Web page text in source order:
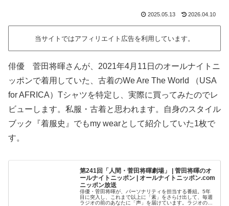
2025.05.13 2026.04.10
当サイトではアフィリエイト広告を利用しています。
俳優 菅田将暉さんが、2021年4月11日のオールナイトニ
ッポンで着用していた、古着のWe Are The World （USA
for AFRICA）Tシャツを特定し、実際に買ってみたのでレ
ビューします。私服・古着と思われます。自身のスタイル
ブック『着服史』でもmy wearとして紹介していた1枚で
す。
第241回「人間・菅田将暉劇場」 | 菅田将暉のオ
ールナイトニッポン | オールナイトニッポン.com
ニッポン放送
俳優・菅田将暉が、パーソナリティを担当する番組。5年
目に突入し、これまで以上に「素」をさらけ出して、毎週
ラジオの前のあなたに「声」を届けています。ラジオの前